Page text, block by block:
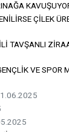
ÇİLEK
TAVŞANLI
VE SPOR